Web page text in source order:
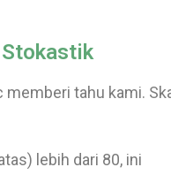
Stokastik
tahu kami.
lebih dari 80, ini